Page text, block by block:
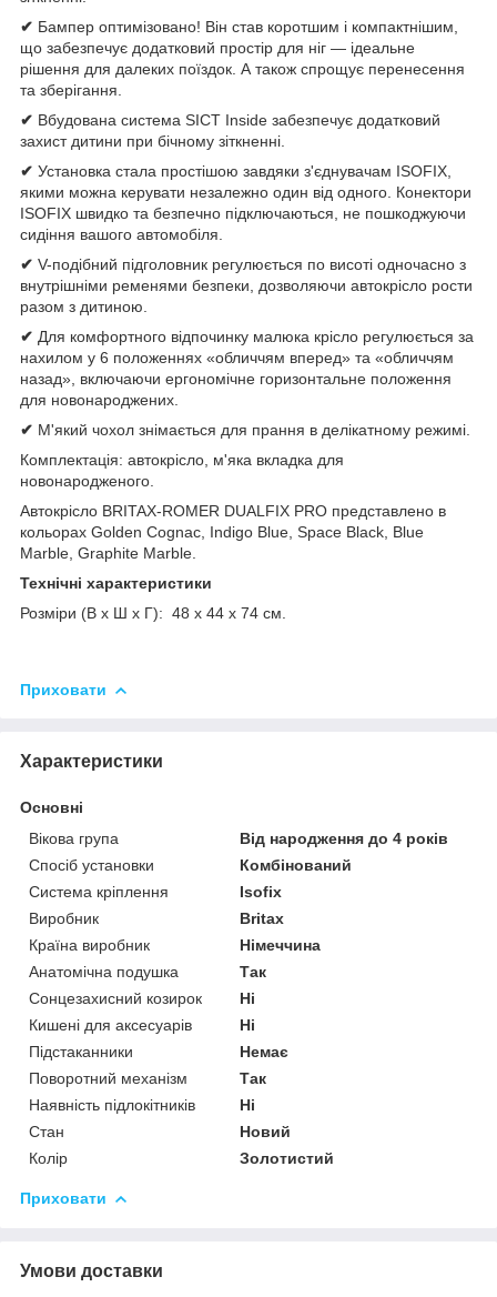
✔ Бампер оптимізовано! Він став коротшим і компактнішим,
що забезпечує додатковий простір для ніг — ідеальне
рішення для далеких поїздок. А також спрощує перенесення
та зберігання.
✔ Вбудована система SICT Inside забезпечує додатковий
захист дитини при бічному зіткненні.
✔ Установка стала простішою завдяки з'єднувачам ISOFIX,
якими можна керувати незалежно один від одного. Конектори
ISOFIX швидко та безпечно підключаються, не пошкоджуючи
сидіння вашого автомобіля.
✔ V-подібний підголовник регулюється по висоті одночасно з
внутрішніми ременями безпеки, дозволяючи автокрісло рости
разом з дитиною.
✔ Для комфортного відпочинку малюка крісло регулюється за
нахилом у 6 положеннях «обличчям вперед» та «обличчям
назад», включаючи ергономічне горизонтальне положення
для новонароджених.
✔ М'який чохол знімається для прання в делікатному режимі.
Комплектація: автокрісло, м'яка вкладка для
новонародженого.
Автокрісло BRITAX-ROMER DUALFIX PRO представлено в
кольорах Golden Cognac, Indigo Blue, Space Black, Blue
Marble, Graphite Marble.
Технічні характеристики
Розміри (В x Ш x Г): 48 x 44 x 74 см.
Приховати
Характеристики
Основні
Вікова група
Від народження до 4 років
Спосіб установки
Комбінований
Система кріплення
Isofix
Виробник
Brіtax
Країна виробник
Німеччина
Анатомічна подушка
Так
Сонцезахисний козирок
Ні
Кишені для аксесуарів
Ні
Підстаканники
Немає
Поворотний механізм
Так
Наявність підлокітників
Ні
Стан
Новий
Колір
Золотистий
Приховати
Умови доставки